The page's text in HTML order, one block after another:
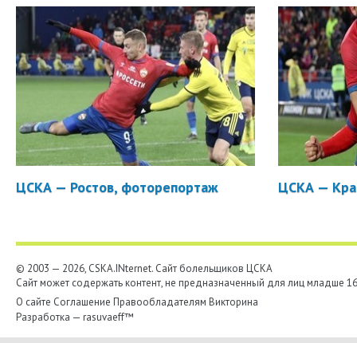
ЦСКА — Ростов, фоторепортаж ЦСКА —
© 2003 — 2026, CSKA.INternet. Cайт болельщиков ЦСКА
Сайт может содержать контент, не предназначенный для лиц младше
О сайте Соглашение Правообладателям Викторина
Разработка — rasuvaeff™